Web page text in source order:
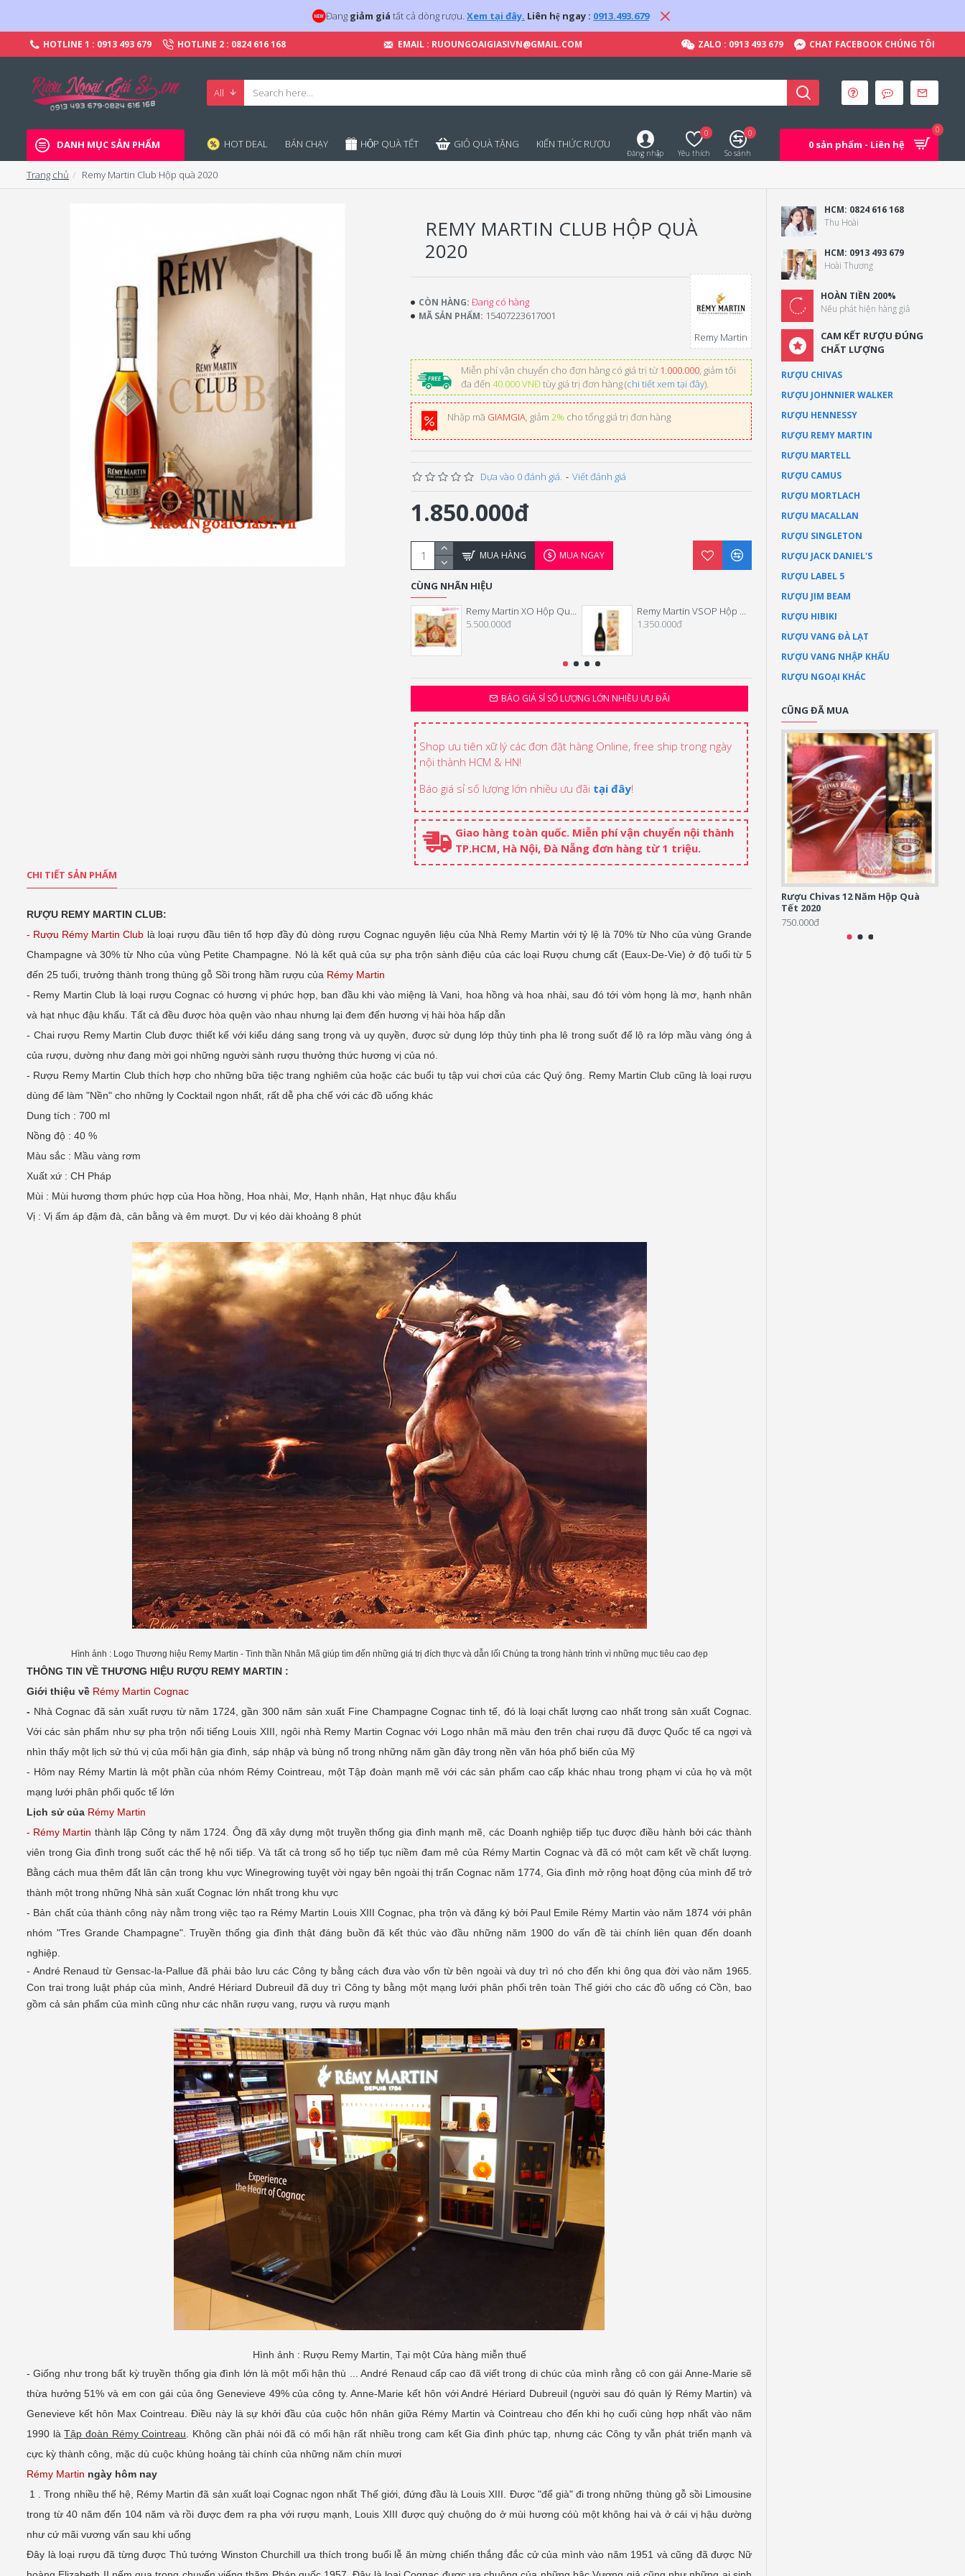
Đang giảm giá tất cả dòng rượu. Xem tại đây. Liên hệ ngay : 0913.493.679
HOTLINE 1 : 0913 493 679 HOTLINE 2 : 0824 616 168 EMAIL : RUOUNGOAIGIASIVN@GMAIL.COM ZALO : 0913 493 679 CHAT FACEBOOK CHÚNG TÔI
All
DANH MỤC SẢN PHẨM HOT DEAL BÁN CHẠY HỘP QUÀ TẾT GIỎ QUÀ TẶNG KIẾN THỨC RƯỢU
Đăng nhập Yêu thích
0
So sánh
0
0 sản phẩm - Liên hệ
0
Trang chủ Remy Martin Club Hộp quà 2020
REMY MARTIN CLUB HỘP QUÀ
2020
Miễn phí vận chuyển cho đơn hàng có giá trị từ 1.000.000, giảm tối
đa đến 40.000 VNĐtùy giá trị đơn hàng (chi tiết xem tại đây).
Nhập mã GIAMGIA, giảm 2% cho tổng giá trị đơn hàng
CÒN HÀNG: Đang có hàng
MÃ SẢN PHẨM: 15407223617001
Remy Martin
Dựa vào 0 đánh giá. - Viết đánh giá
1.850.000đ
MUA HÀNG MUA NGAY
BÁO GIÁ SỈ SỐ LƯỢNG LỚN NHIỀU ƯU ĐÃI
CÙNG NHÃN HIỆU
Remy Martin XO Hộp Quà Tết 2025
5.500.000đ
Remy Martin VSOP Hộp Quà 2025
1.350.000đ
2.400.000đ
Shop ưu tiên xữ lý các đơn đặt hàng Online, free ship trong ngày
nội thành HCM & HN!
Báo giá sỉ số lượng lớn nhiều ưu đãi tại đây!
Giao hàng toàn quốc. Miễn phí vận chuyển nội thành
TP.HCM, Hà Nội, Đà Nẵng đơn hàng từ 1 triệu.
CHI TIẾT SẢN PHẨM
RƯỢU REMY MARTIN CLUB:
- Rượu Rémy Martin Club là loại rượu đầu tiên tổ hợp đầy đủ dòng rượu Cognac nguyên liệu của Nhà Remy Martin với tỷ lệ là 70% từ Nho của vùng Grande
Champagne và 30% từ Nho của vùng Petite Champagne. Nó là kết quả của sự pha trộn sành điệu của các loại Rượu chưng cất (Eaux-De-Vie) ở độ tuổi từ 5
đến 25 tuổi, trưởng thành trong thùng gỗ Sồi trong hầm rượu của Rémy Martin
- Remy Martin Club là loại rượu Cognac có hương vị phức hợp, ban đầu khi vào miệng là Vani, hoa hồng và hoa nhài, sau đó tới vòm họng là mơ, hạnh nhân
và hạt nhục đậu khấu. Tất cả đều được hòa quện vào nhau nhưng lại đem đến hương vị hài hòa hấp dẫn
- Chai rượu Remy Martin Club được thiết kế với kiểu dáng sang trọng và uy quyền, được sử dụng lớp thủy tinh pha lê trong suốt để lộ ra lớp mầu vàng óng ả
của rượu, dường như đang mời gọi những người sành rượu thưởng thức hương vị của nó.
- Rượu Remy Martin Club thích hợp cho những bữa tiệc trang nghiêm của hoặc các buổi tụ tập vui chơi của các Quý ông. Remy Martin Club cũng là loại rượu
dùng để làm "Nền" cho những ly Cocktail ngon nhất, rất dễ pha chế với các đồ uống khác
Dung tích : 700 ml
Nồng độ : 40 %
Màu sắc : Mầu vàng rơm
Xuất xứ : CH Pháp
Mùi : Mùi hương thơm phức hợp của Hoa hồng, Hoa nhài, Mơ, Hạnh nhân, Hạt nhục đậu khẩu
Vị : Vị ấm áp đậm đà, cân bằng và êm mượt. Dư vị kéo dài khoảng 8 phút
Hình ảnh : Logo Thương hiệu Remy Martin - Tinh thần Nhân Mãgiúp tìm đến những giá trị đích thực và dẫn lối Chúng ta trong hành trình vì những mục tiêu cao đẹp
THÔNG TIN VỀ THƯƠNG HIỆU RƯỢU REMY MARTIN :
Giới thiệu về Rémy Martin Cognac
- Nhà Cognac đã sản xuất rượu từ năm 1724, gần 300 năm sản xuất Fine Champagne Cognac tinh tế, đó là loại chất lượng cao nhất trong sản xuất Cognac.
Với các sản phẩm như sự pha trộn nổi tiếng Louis XIII, ngôi nhà Remy Martin Cognac với Logo nhân mã màu đen trên chai rượu đã được Quốc tế ca ngợi và
nhìn thấy một lịch sử thú vị của mối hận gia đình, sáp nhập và bùng nổ trong những năm gần đây trong nền văn hóa phổ biến của Mỹ
- Hôm nay Rémy Martin là một phần của nhóm Rémy Cointreau, một Tập đoàn mạnh mẽ với các sản phẩm cao cấp khác nhau trong phạm vi của họ và một
mạng lưới phân phối quốc tế lớn
Lịch sử của Rémy Martin
- Rémy Martin thành lập Công ty năm 1724. Ông đã xây dựng một truyền thống gia đình mạnh mẽ, các Doanh nghiệp tiếp tục được điều hành bởi các thành
viên trong Gia đình trong suốt các thế hệ nối tiếp. Và tất cả trong số họ tiếp tục niềm đam mê của Rémy Martin Cognac và đã có một cam kết về chất lượng.
Bằng cách mua thêm đất lân cận trong khu vực Winegrowing tuyệt vời ngay bên ngoài thị trấn Cognac năm 1774, Gia đình mở rộng hoạt động của mình để trở
thành một trong những Nhà sản xuất Cognac lớn nhất trong khu vực
- Bản chất của thành công này nằm trong việc tạo ra Rémy Martin Louis XIII Cognac, pha trộn và đăng ký bởi Paul Emile Rémy Martin vào năm 1874 với phân
nhóm "Tres Grande Champagne". Truyền thống gia đình thật đáng buồn đã kết thúc vào đầu những năm 1900 do vấn đề tài chính liên quan đến doanh
nghiệp.
- André Renaud từ Gensac-la-Pallue đã phải bảo lưu các Công ty bằng cách đưa vào vốn từ bên ngoài và duy trì nó cho đến khi ông qua đời vào năm 1965.
Con trai trong luật pháp của mình, André Hériard Dubreuil đã duy trì Công ty bằng một mạng lưới phân phối trên toàn Thế giới cho các đồ uống có Cồn, bao
gồm cả sản phẩm của mình cũng như các nhãn rượu vang, rượu và rượu mạnh
Hình ảnh : Rượu Remy Martin, Tại một Cửa hàng miễn thuế
- Giống như trong bất kỳ truyền thống gia đình lớn là một mối hận thù ... André Renaud cấp cao đã viết trong di chúc của mình rằng cô con gái Anne-Marie sẽ
thừa hưởng 51% và em con gái của ông Genevieve 49% của công ty. Anne-Marie kết hôn với André Hériard Dubreuil (người sau đó quản lý Rémy Martin) và
Genevieve kết hôn Max Cointreau. Điều này là sự khởi đầu của cuộc hôn nhân giữa Rémy Martin và Cointreau cho đến khi họ cuối cùng hợp nhất vào năm
1990 làTập đoàn Rémy Cointreau. Không cần phải nói đã có mối hận rất nhiều trong cam kết Gia đình phức tạp, nhưng các Công ty vẫn phát triển mạnh và
cực kỳ thành công, mặc dù cuộc khủng hoảng tài chính của những năm chín mươi
Rémy Martin ngày hôm nay
1 . Trong nhiều thế hệ, Rémy Martin đã sản xuất loại Cognac ngon nhất Thế giới, đứng đầu là Louis XIII. Được "để già" đi trong những thùng gỗ sồi Limousine
trong từ 40 năm đến 104 năm và rồi được đem ra pha với rượu mạnh, Louis XIII được quý chuộng do ở mùi hương cóù một không hai và ở cái vị hậu dường
như cứ mãi vương vấn sau khi uống
Đây là loại rượu đã từng được Thủ tướng Winston Churchill ưa thích trong buổi lễ ăn mừng chiến thắng đắc cử của mình vào năm 1951 và cũng đã được Nữ
HCM: 0824 616 168
Thu Hoài
HCM: 0913 493 679
Hoài Thương
HOÀN TIỀN 200%
Nếu phát hiện hàng giả
CAM KẾT RƯỢU ĐÚNG
CHẤT LƯỢNG
RƯỢU CHIVAS
RƯỢU JOHNNIER WALKER
RƯỢU HENNESSY
RƯỢU REMY MARTIN
RƯỢU MARTELL
RƯỢU CAMUS
RƯỢU MORTLACH
RƯỢU MACALLAN
RƯỢU SINGLETON
RƯỢU JACK DANIEL'S
RƯỢU LABEL 5
RƯỢU JIM BEAM
RƯỢU HIBIKI
RƯỢU VANG ĐÀ LẠT
RƯỢU VANG NHẬP KHẨU
RƯỢU NGOẠI KHÁC
CŨNG ĐÃ MUA
Rượu Chivas 12 Năm Hộp Quà
Tết 2020
750.000đ